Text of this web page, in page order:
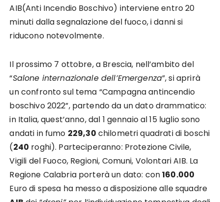
AIB(Anti Incendio Boschivo) interviene entro 20
minuti dalla segnalazione del fuoco, i danni si
riducono notevolmente.
Il prossimo 7 ottobre, a Brescia, nell’ambito del
“Salone internazionale dell’Emergenza”, si aprirà
un confronto sul tema “Campagna antincendio
boschivo 2022”, partendo da un dato drammatico:
in Italia, quest’anno, dal 1 gennaio al 15 luglio sono
andati in fumo 229,30 chilometri quadrati di boschi
(240 roghi). Parteciperanno: Protezione Civile,
Vigili del Fuoco, Regioni, Comuni, Volontari AIB. La
Regione Calabria porterà un dato: con160.000
Euro di spesa ha messo a disposizione alle squadre